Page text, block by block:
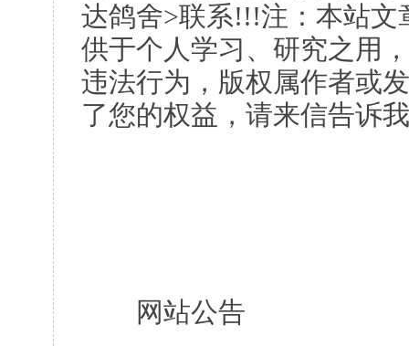
达鸽舍>联系!!!注：本站文
供于个人学习、研究之用
违法行为，版权属作者或
了您的权益，请来信告诉
网站公告